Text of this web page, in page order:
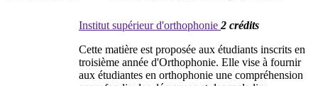
Institut supérieur d'orthophonie 2 crédits
Cette matière est proposée aux étudiants inscrits en
troisième année d'Orthophonie. Elle vise à fournir
aux étudiantes en orthophonie une compréhension